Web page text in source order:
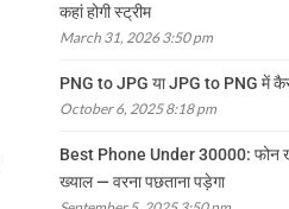
कहां होगी स्ट्रीम
March 31, 2026 3:50 pm
PNG to JPG या JPG to PNG में
October 6, 2025 8:18 pm
Best Phone Under 30000: फोन
ख्याल — वरना पछताना पड़ेगा